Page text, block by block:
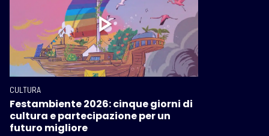
CULTURA
Festambiente 2026: cinque giorni di
cultura e partecipazione per un
futuro migliore